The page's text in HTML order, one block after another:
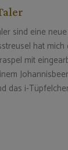
sind eine
hat
mit
das i-